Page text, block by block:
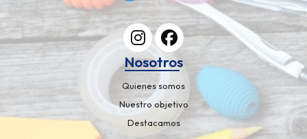
Nosotros
Quienes somos
Nuestro objetivo
Destacamos